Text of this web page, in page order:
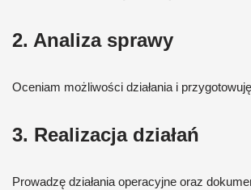
2. Analiza sprawy
Oceniam możliwości działania i
3. Realizacja działań
Prowadzę działania operacyjne oraz